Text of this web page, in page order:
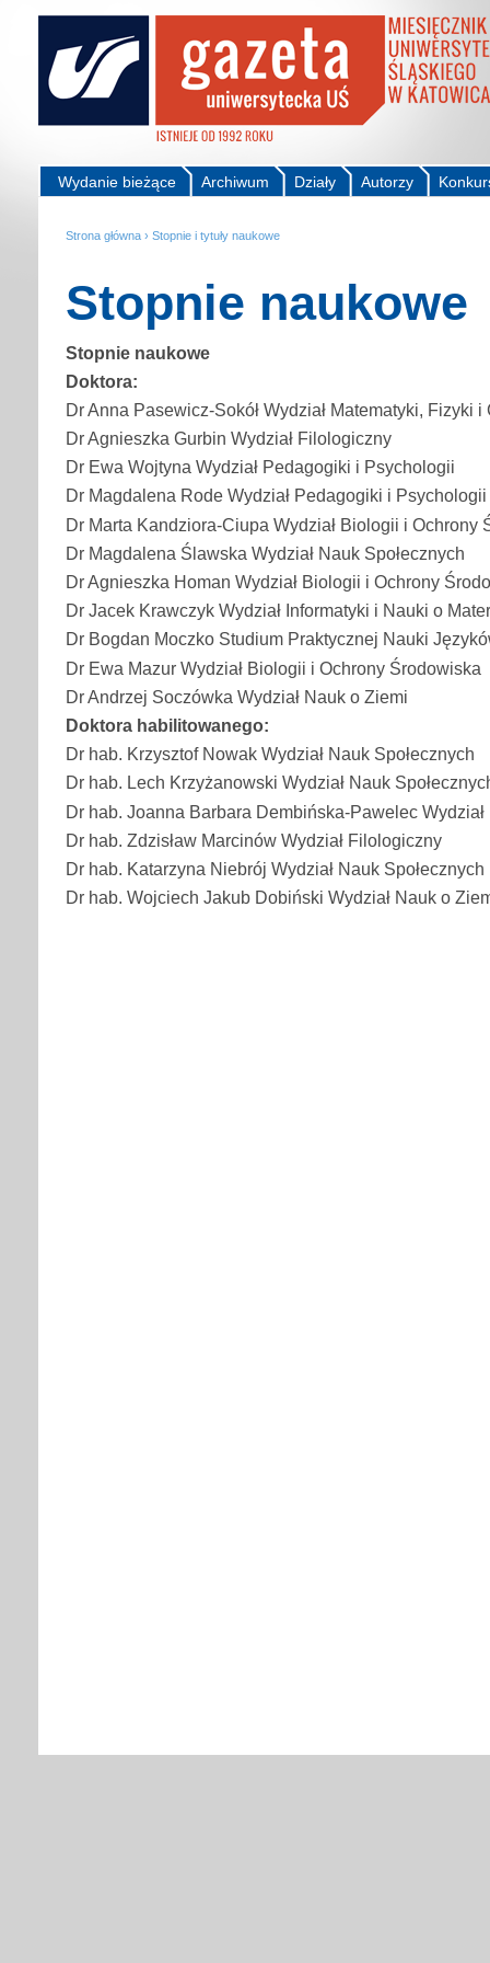
Autorzy
Działy
Archiwum
Wydanie bieżące
Strona główna › Stopnie i tytuły naukowe
Stopnie naukowe
Stopnie naukowe
Doktora:
Dr Anna Pasewicz-Sokół Wydział Matematyki, Fizyki i
Dr Agnieszka Gurbin Wydział Filologiczny
Dr Ewa Wojtyna Wydział Pedagogiki i Psychologii
Dr Magdalena Rode Wydział Pedagogiki i Psychologii
Dr Marta Kandziora-Ciupa Wydział Biologii i Ochrony
Dr Magdalena Ślawska Wydział Nauk Społecznych
Dr Agnieszka Homan Wydział Biologii i Ochrony
Dr Jacek Krawczyk Wydział Informatyki i Nauki o
Dr Bogdan Moczko Studium Praktycznej Nauki
Dr Ewa Mazur Wydział Biologii i Ochrony Środowiska
Dr Andrzej Soczówka Wydział Nauk o Ziemi
Doktora habilitowanego:
Dr hab. Krzysztof Nowak Wydział Nauk Społecznych
Dr hab. Lech Krzyżanowski Wydział Nauk
Dr hab. Joanna Barbara Dembińska-Pawelec
Dr hab. Zdzisław Marcinów Wydział Filologiczny
Dr hab. Katarzyna Niebrój Wydział Nauk Społecznych
Dr hab. Wojciech Jakub Dobiński Wydział Nauk o